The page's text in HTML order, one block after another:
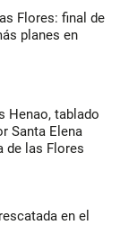
Flores: final de
planes en
Henao, tablado
Santa Elena
de las Flores
en el